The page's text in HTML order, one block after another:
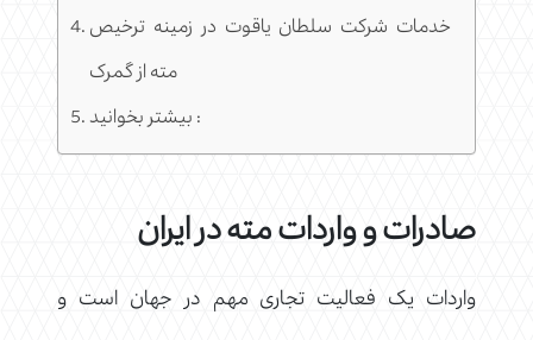
خدمات شرکت سلطان یاقوت در زمینه ترخیص
مته از گمرک
بیشتر بخوانید :
صادرات و واردات مته در ایران
واردات یک فعالیت تجاری مهم در جهان است و